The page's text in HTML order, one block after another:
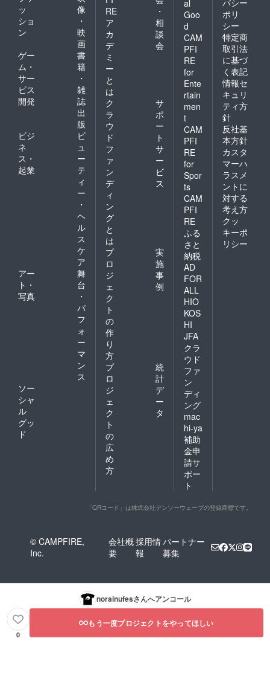
ッ
ショ
ン
像
・
映
画
ゲー
ム・
サー
ビス
開発
書
籍
・
雑
誌
出
版
ビジ
ネ
ス・
起業
ビ
ュ
ー
テ
ィ
ー
・
ヘ
ル
ス
ケ
ア
アー
ト・
写真
舞
台
・
パ
フ
ォ
ー
マ
ン
ス
ソー
シャ
ル
グッ
ド
RE
ア
カ
デ
ミ
ー
と
は
・
相
談
会
ク
ラ
ウ
ド
フ
ァ
ン
デ
ィ
ン
グ
と
は
サ
ポ
ー
ト
サ
ー
ビ
ス
プ
ロ
ジ
ェ
ク
ト
の
作
り
方
実
施
事
例
プ
ロ
ジ
ェ
ク
ト
の
広
め
方
統
計
デ
ー
タ
al
Goo
d
CAM
PFI
RE
for
Ente
rtain
men
t
CAM
PFI
RE
for
Spor
ts
CAM
PFI
RE
ふる
さと
納税
AD
FOR
ALL
HIO
KOS
HI
JFA
クラ
ウド
ファ
ン
ディ
ング
mac
hi-ya
補助
金申
請サ
ポー
ト
ポリ
シー
特定商
取引法
に基づ
く表記
情報セ
キュリ
ティ方
針
反社基
本方針
カスタ
マーハ
ラスメ
ントに
対する
考え方
クッ
キーポ
リシー
「QRコード」は株式会社デンソーウェーブの登録商標です。
© CAMPFIRE,
Inc.
会社概
要
採用情
報
パートナー
募集
norainufesさんへアンコール
0
もう一度プロジェクトをやってほしい